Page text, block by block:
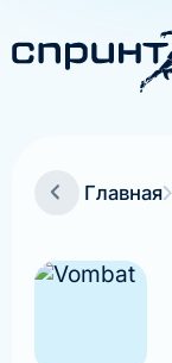
Главная